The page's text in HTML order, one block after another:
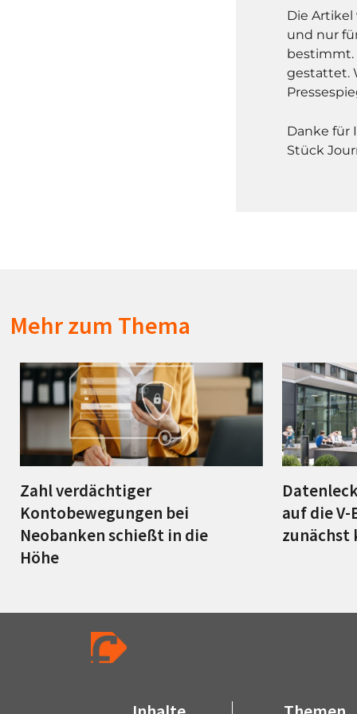
Die
und nur
bestimmt.
gestattet.
Danke für
Stück
Mehr zum Thema
Zahl verdächtiger
Kontobewegungen bei
Neobanken schießt in die
Höhe
auf die